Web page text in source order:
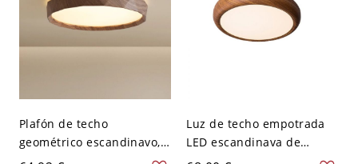
Plafón de techo
geométrico escandinavo,
luminaria metálica
Luz de techo empotrada
LED escandinava de
mediados de siglo,